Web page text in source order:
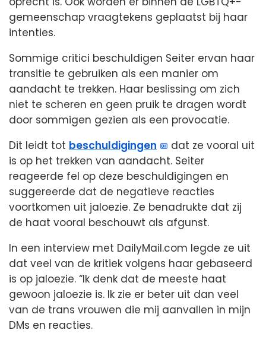
gemeenschap vraagtekens geplaatst bij haar
intenties.
Sommige critici beschuldigen Seiter ervan haar
transitie te gebruiken als een manier om
aandacht te trekken. Haar beslissing om zich
niet te scheren en geen pruik te dragen wordt
door sommigen gezien als een provocatie.
Dit leidt tot beschuldigingen
dat ze vooral uit
is op het trekken van aandacht. Seiter
reageerde fel op deze beschuldigingen en
suggereerde dat de negatieve reacties
voortkomen uit jaloezie. Ze benadrukte dat zij
de haat vooral beschouwt als afgunst.
In een interview met DailyMail.com legde ze uit
dat veel van de kritiek volgens haar gebaseerd
is op jaloezie. “Ik denk dat de meeste haat
gewoon jaloezie is. Ik zie er beter uit dan veel
van de trans vrouwen die mij aanvallen in mijn
DMs en reacties.